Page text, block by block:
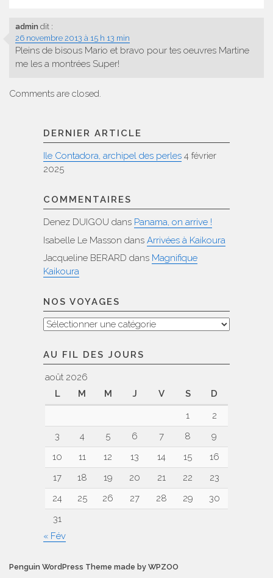
admin dit :
26 novembre 2013 à 15 h 13 min
Pleins de bisous Mario et bravo pour tes oeuvres Martine
me les a montrées Super!
Comments are closed.
DERNIER ARTICLE
Ile Contadora, archipel des perles 4 février
2025
COMMENTAIRES
Denez DUIGOU dans Panama, on arrive !
Isabelle Le Masson dans Arrivées à Kaikoura
Jacqueline BERARD dans Magnifique
Kaikoura
NOS VOYAGES
Nos
AU FIL DES JOURS
août 2026
L
M M J V S
D
1
2
3
4 5 6 7 8
9
10
11 12 13 14 15
16
17
18 19 20 21 22
23
24
25 26 27 28 29
30
31
« Fév
Penguin WordPress Theme made by WPZOO